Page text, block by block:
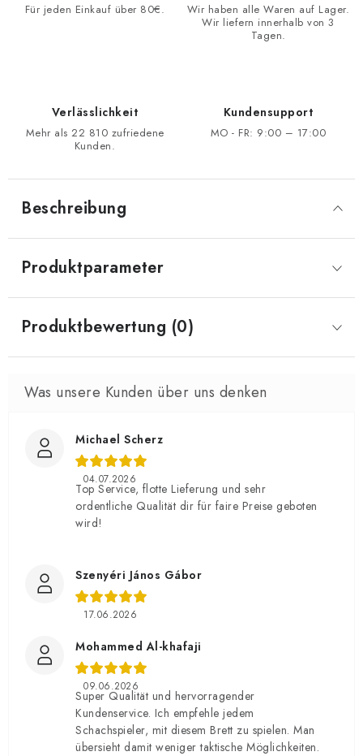
Für jeden Einkauf über 80€.
Wir haben alle Waren auf Lager.
Wir liefern innerhalb von 3
Tagen.
Verlässlichkeit
Mehr als 22 810 zufriedene
Kunden.
Kundensupport
MO - FR: 9:00 – 17:00
Beschreibung
Produktparameter
Produktbewertung (0)
Michael Scherz
04.07.2026
Top Service, flotte Lieferung und sehr
ordentliche Qualität dir für faire Preise geboten
wird!
Szenyéri János Gábor
17.06.2026
Mohammed Al-khafaji
09.06.2026
Super Qualität und hervorragender
Kundenservice. Ich empfehle jedem
Schachspieler, mit diesem Brett zu spielen. Man
übersieht damit weniger taktische Möglichkeiten.